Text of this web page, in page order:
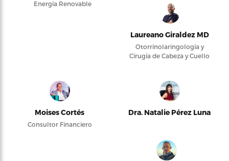
Energía Renovable
Laureano Giraldez MD
Otorrinolaringología y
Cirugía de Cabeza y Cuello
Moises Cortés
Consultor Financiero
Dra. Natalie Pérez Luna